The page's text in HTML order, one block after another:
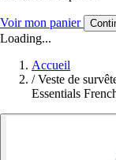
Voir mon panier
Loading...
Accueil
/ Veste de
Essentials